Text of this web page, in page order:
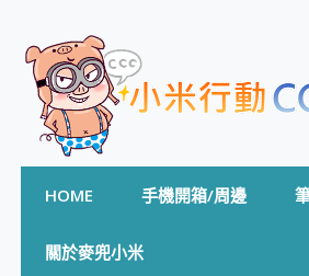
HOME 手機開箱/周邊
關於麥兜小米